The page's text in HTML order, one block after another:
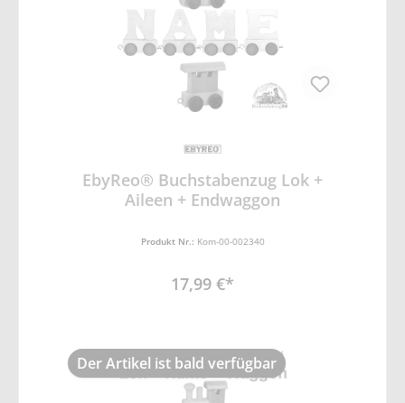
EbyReo® Buchstabenzug Lok +
Aileen + Endwaggon
Produkt Nr.: Kom-00-002340
17,99 €*
Der Artikel ist bald verfügbar